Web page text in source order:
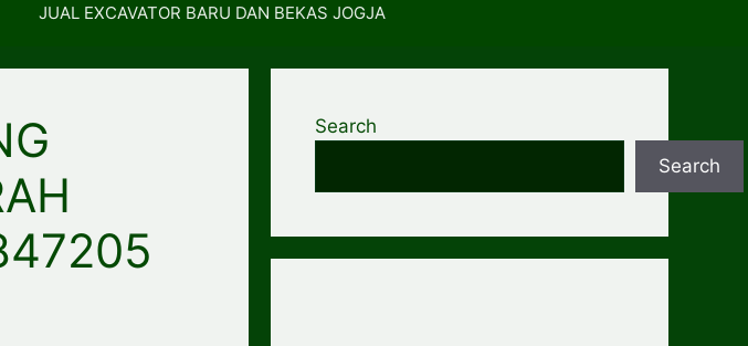
JUAL EXCAVATOR BARU DAN BEKAS JOGJA
Search
Search